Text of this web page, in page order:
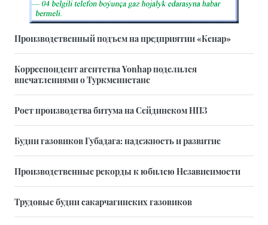
Производственный подъем на предприятии «Кенар»
Корреспондент агентства Yonhap поделился
впечатлениями о Туркменистане
Рост производства битума на Сейдинском НПЗ
Будни газовиков Губадага: надежность и развитие
Производственные рекорды к юбилею Независимости
Трудовые будни сакарчагинских газовиков